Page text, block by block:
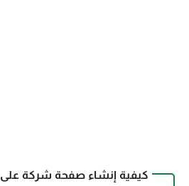
كيفية إنشاء صفحة شركة على LinkedIn